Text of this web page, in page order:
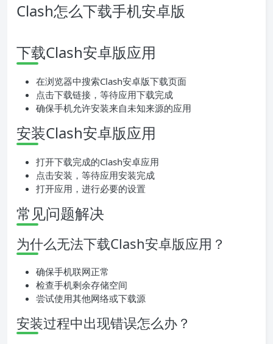
Clash怎么下载手机安卓版
下载Clash安卓版应用
在浏览器中搜索Clash安卓版下载页面
点击下载链接，等待应用下载完成
确保手机允许安装来自未知来源的应用
安装Clash安卓版应用
打开下载完成的Clash安卓应用
点击安装，等待应用安装完成
打开应用，进行必要的设置
常见问题解决
为什么无法下载Clash安卓版应用？
确保手机联网正常
检查手机剩余存储空间
尝试使用其他网络或下载源
安装过程中出现错误怎么办？